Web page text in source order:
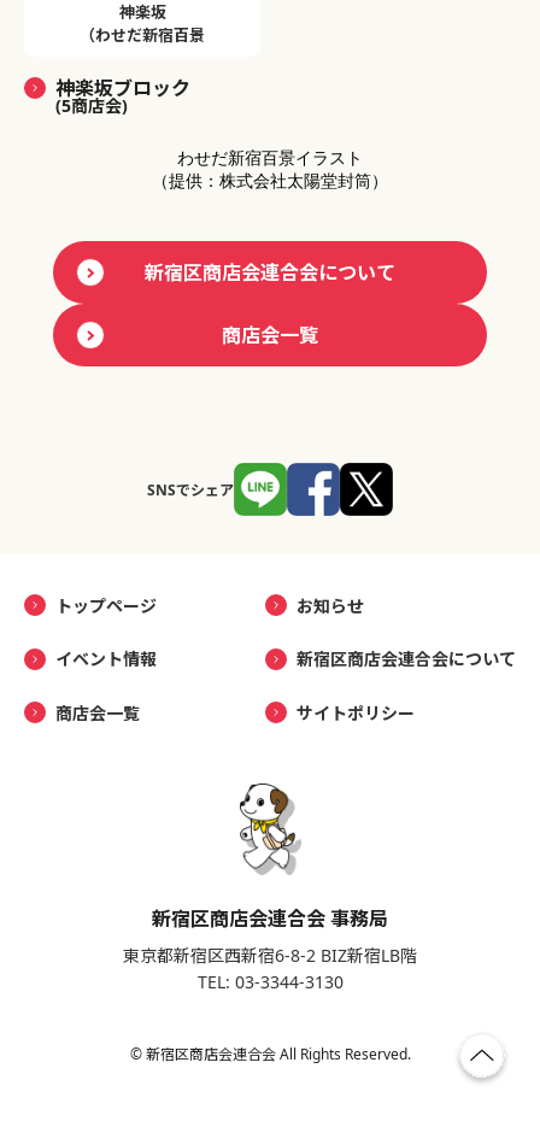
神楽坂
（わせだ新宿百景
神楽坂ブロック
(5商店会)
わせだ新宿百景イラスト
（提供：株式会社太陽堂封筒）
新宿区商店会連合会について
商店会一覧
SNSでシェア
トップページ お知らせ
イベント情報 新宿区商店会連合会について
商店会一覧 サイトポリシー
新宿区商店会連合会 事務局
東京都新宿区西新宿6-8-2 BIZ新宿LB階
TEL: 03-3344-3130
© 新宿区商店会連合会 All Rights Reserved.